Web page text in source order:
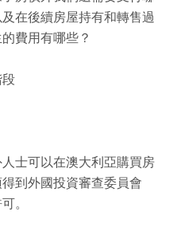
在後續房屋持有和轉售過
費用有哪些？
士可以在澳大利亞購買房
到外國投資審查委員會
。